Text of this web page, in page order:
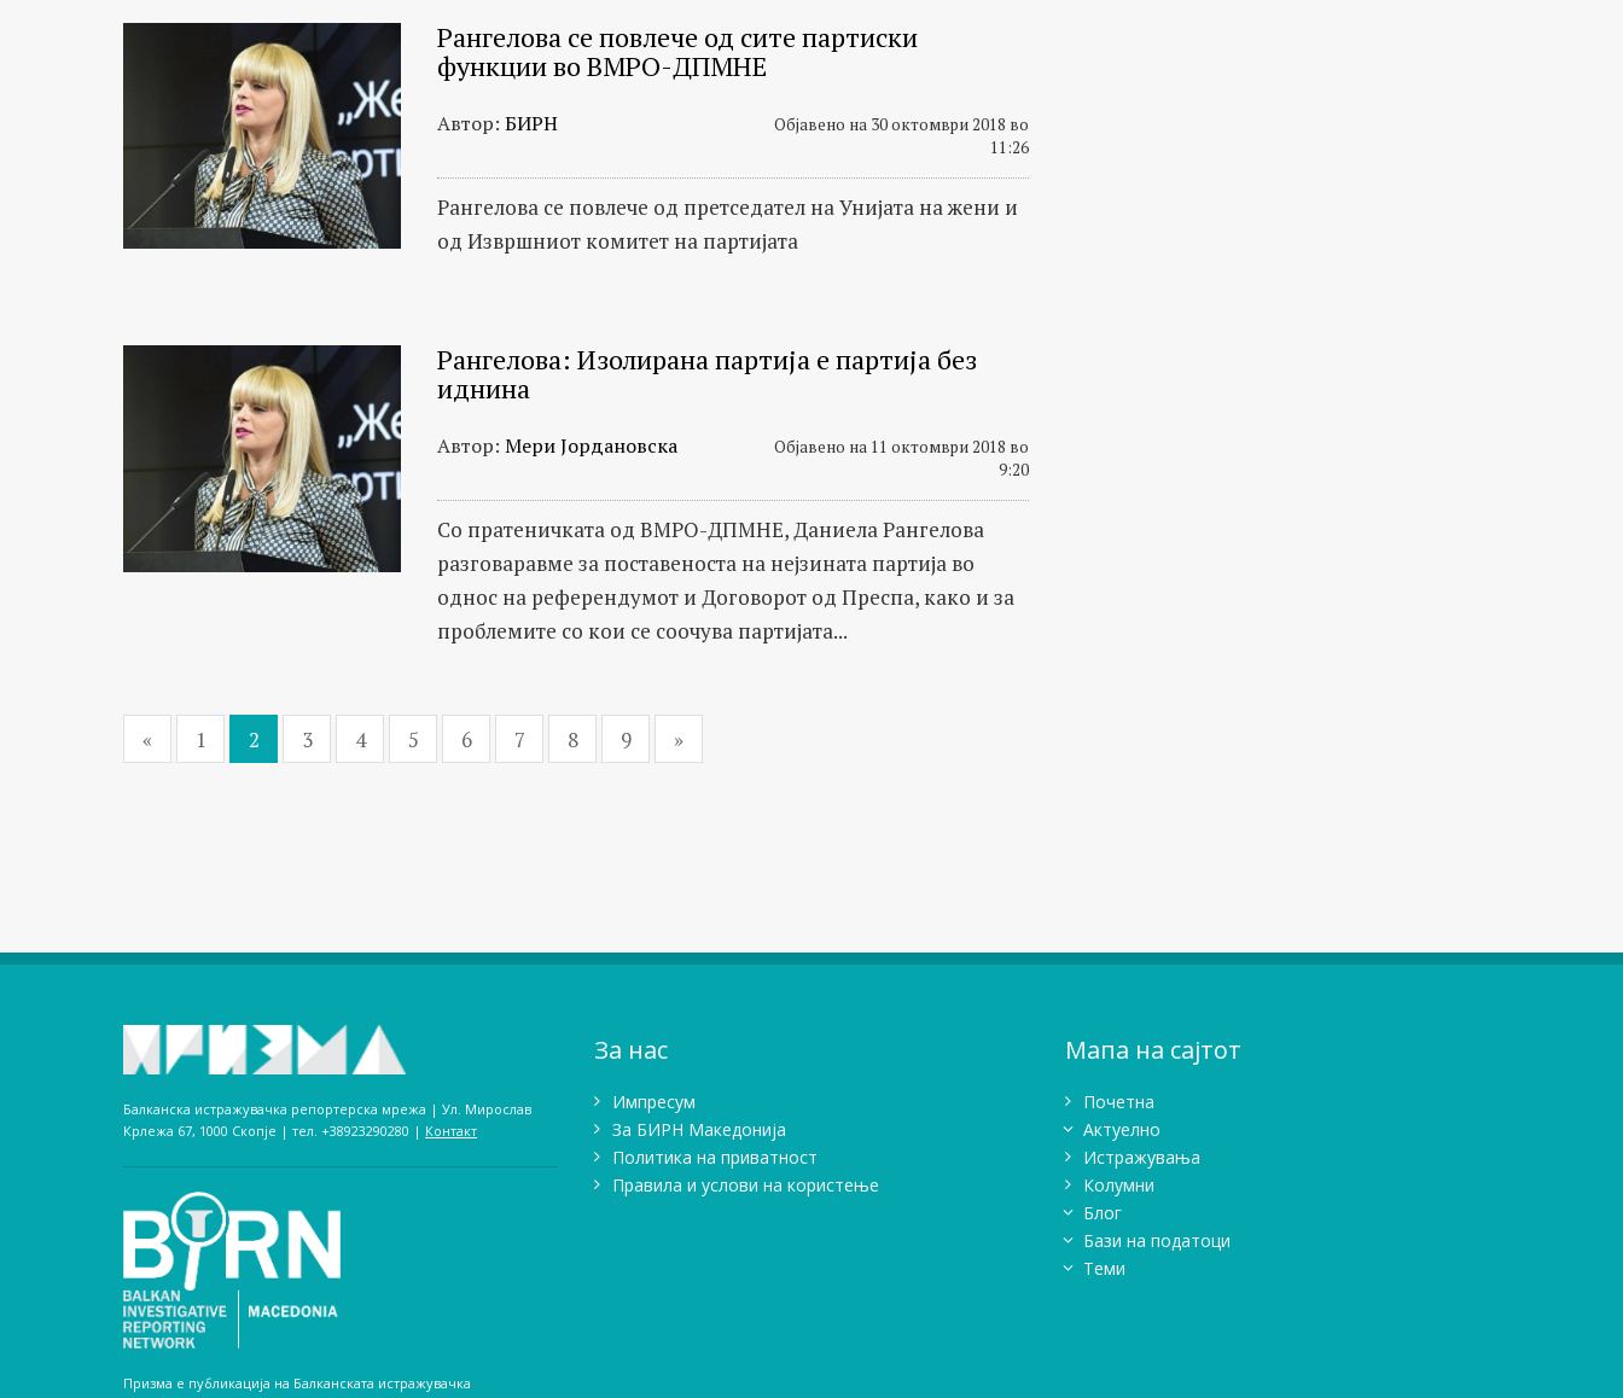
Рангелова се повлече од сите партиски
функции во ВМРО-ДПМНЕ
Автор: БИРН
Објавено на 30 октомври 2018 во
11:26
Рангелова се повлече од претседател на Унијата на жени и
од Извршниот комитет на партијата
Рангелова: Изолирана партија е партија без
иднина
Автор: Мери Јордановска
Објавено на 11 октомври 2018 во
9:20
Со пратеничката од ВМРО-ДПМНЕ, Даниела Рангелова
разговаравме за поставеноста на нејзината партија во
однос на референдумот и Договорот од Преспа, како и за
проблемите со кои се соочува партијата...
« 1 2 3 4 5 6 7 8 9 »
Балканска истражувачка репортерска мрежа | Ул. Мирослав
Крлежа 67, 1000 Скопје | тел. +38923290280­ | Контакт
Призма е публикација на Балканската истражувачка
За нас
Импресум
Зa БИРН Македонија
Политика на приватност
Правила и услови на користење
Мапа на сајтот
Почетна
Актуелно
Истражувањa
Колумни
Блог
Бази на податоци
Теми